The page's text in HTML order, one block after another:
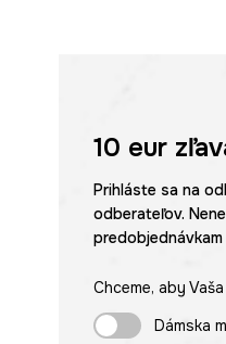
10 eur
Prihláste sa na
odberateľov.
Chceme, aby
Dámska